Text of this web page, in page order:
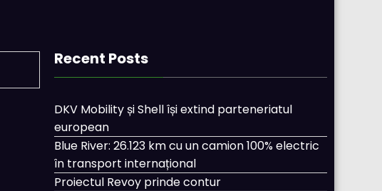
Recent Posts
DKV Mobility și Shell își extind parteneriatul
european
Blue River: 26.123 km cu un camion 100% electric
în transport internațional
Proiectul Revoy prinde contur